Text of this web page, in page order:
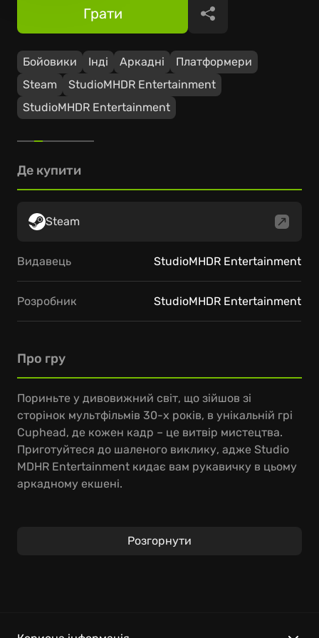
Бойовики Інді Аркадні
Платформери
Steam
StudioMHDR Entertainment
StudioMHDR Entertainment
Грати Поділитися
Про гру
Пориньте у дивовижний світ, що зійшов зі
сторінок мультфільмів 30-х років, в унікальній грі
Cuphead, де кожен кадр – це витвір мистецтва.
Приготуйтеся до шаленого виклику, адже Studio
MDHR Entertainment кидає вам рукавичку в цьому
аркадному екшені.
босами, використовуючи всю свою спритність та
Розгорнути
Де купити
Steam
Видавець StudioMHDR Entertainment
Розробник StudioMHDR Entertainment